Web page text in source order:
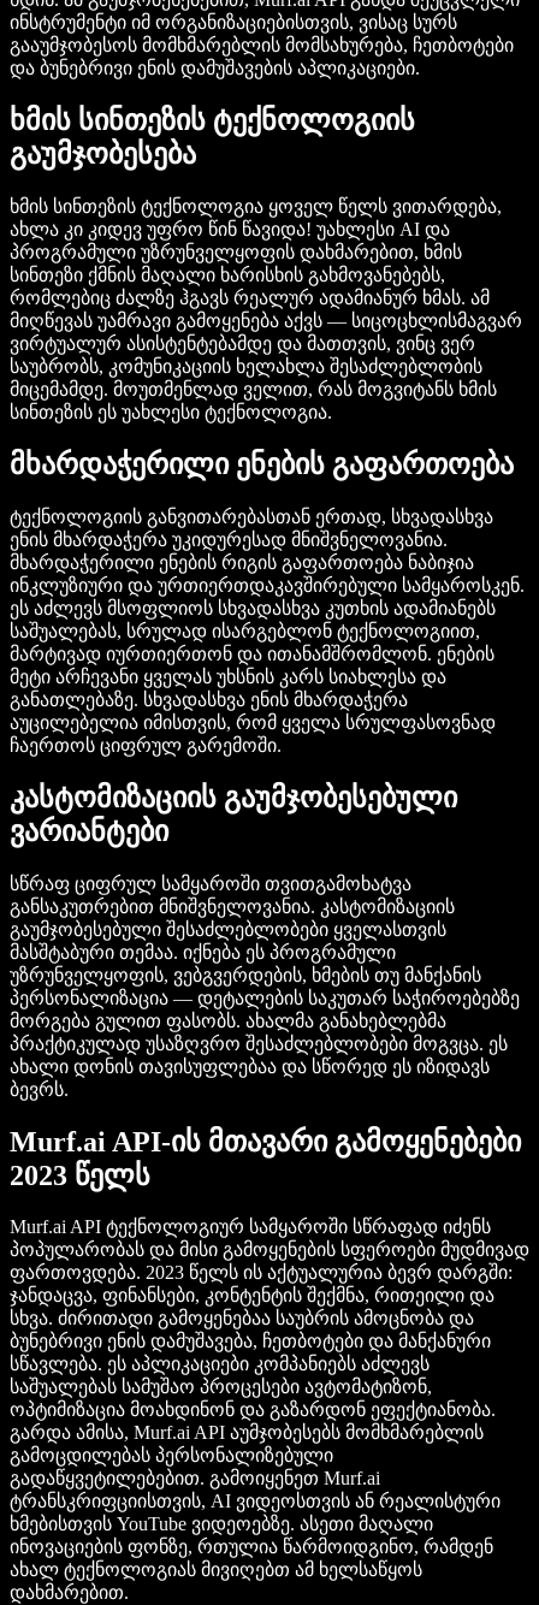
ინსტრუმენტი იმ ორგანიზაციებისთვის, ვისაც სურს
გააუმჯობესოს მომხმარებლის მომსახურება, ჩეთბოტები
და ბუნებრივი ენის დამუშავების აპლიკაციები.
ხმის სინთეზის ტექნოლოგიის
გაუმჯობესება
ხმის სინთეზის ტექნოლოგია ყოველ წელს ვითარდება,
ახლა კი კიდევ უფრო წინ წავიდა! უახლესი AI და
პროგრამული უზრუნველყოფის დახმარებით, ხმის
სინთეზი ქმნის მაღალი ხარისხის გახმოვანებებს,
რომლებიც ძალზე ჰგავს რეალურ ადამიანურ ხმას. ამ
მიღწევას უამრავი გამოყენება აქვს — სიცოცხლისმაგვარ
ვირტუალურ ასისტენტებამდე და მათთვის, ვინც ვერ
საუბრობს, კომუნიკაციის ხელახლა შესაძლებლობის
მიცემამდე. მოუთმენლად ველით, რას მოგვიტანს ხმის
სინთეზის ეს უახლესი ტექნოლოგია.
მხარდაჭერილი ენების გაფართოება
ტექნოლოგიის განვითარებასთან ერთად, სხვადასხვა
ენის მხარდაჭერა უკიდურესად მნიშვნელოვანია.
მხარდაჭერილი ენების რიგის გაფართოება ნაბიჯია
ინკლუზიური და ურთიერთდაკავშირებული სამყაროსკენ.
ეს აძლევს მსოფლიოს სხვადასხვა კუთხის ადამიანებს
საშუალებას, სრულად ისარგებლონ ტექნოლოგიით,
მარტივად იურთიერთონ და ითანამშრომლონ. ენების
მეტი არჩევანი ყველას უხსნის კარს სიახლესა და
განათლებაზე. სხვადასხვა ენის მხარდაჭერა
აუცილებელია იმისთვის, რომ ყველა სრულფასოვნად
ჩაერთოს ციფრულ გარემოში.
კასტომიზაციის გაუმჯობესებული
ვარიანტები
სწრაფ ციფრულ სამყაროში თვითგამოხატვა
განსაკუთრებით მნიშვნელოვანია. კასტომიზაციის
გაუმჯობესებული შესაძლებლობები ყველასთვის
მასშტაბური თემაა. იქნება ეს პროგრამული
უზრუნველყოფის, ვებგვერდების, ხმების თუ მანქანის
პერსონალიზაცია — დეტალების საკუთარ საჭიროებებზე
მორგება გულით ფასობს. ახალმა განახებლებმა
პრაქტიკულად უსაზღვრო შესაძლებლობები მოგვცა. ეს
ახალი დონის თავისუფლებაა და სწორედ ეს იზიდავს
ბევრს.
Murf.ai API-ის მთავარი გამოყენებები
2023 წელს
Murf.ai API ტექნოლოგიურ სამყაროში სწრაფად იძენს
პოპულარობას და მისი გამოყენების სფეროები მუდმივად
ფართოვდება. 2023 წელს ის აქტუალურია ბევრ დარგში:
ჯანდაცვა, ფინანსები, კონტენტის შექმნა, რითეილი და
სხვა. ძირითადი გამოყენებაა საუბრის ამოცნობა და
ბუნებრივი ენის დამუშავება, ჩეთბოტები და მანქანური
სწავლება. ეს აპლიკაციები კომპანიებს აძლევს
საშუალებას სამუშაო პროცესები ავტომატიზონ,
ოპტიმიზაცია მოახდინონ და გაზარდონ ეფექტიანობა.
გარდა ამისა, Murf.ai API აუმჯობესებს მომხმარებლის
გამოცდილებას პერსონალიზებული
გადაწყვეტილებებით. გამოიყენეთ Murf.ai
ტრანსკრიფციისთვის, AI ვიდეოსთვის ან რეალისტური
ხმებისთვის YouTube ვიდეოებზე. ასეთი მაღალი
ინოვაციების ფონზე, რთულია წარმოიდგინო, რამდენ
ახალ ტექნოლოგიას მივიღებთ ამ ხელსაწყოს
დახმარებით.